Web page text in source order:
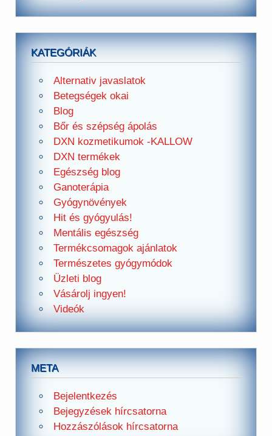
KATEGÓRIÁK
Alternativ javaslatok
Betegségek okai
Blog
Bőr és szépség ápolás
DXN kozmetikumok -KALLOW
DXN termékek
Egészség blog
Ganoterápia
Gyógynövények
Hit és gyógyulás!
Mentális egészség
Termékcsomagok ajánlatok
Természetes gyógymódok
Üzleti blog
Vásárolj ingyen!
Videók
META
Bejelentkezés
Bejegyzések hírcsatorna
Hozzászólások hírcsatorna